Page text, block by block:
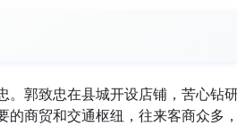
。郭致忠在县城开设店铺，苦心钻
的商贸和交通枢纽，往来客商众多